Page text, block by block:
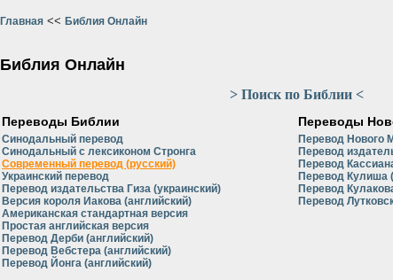
Главная << Библия Онлайн
Библия Онлайн
> Поиск по Библии <
Переводы Библии
Синодальный перевод
Синодальный с лексиконом Стронга
Современный перевод (русский)
Украинский перевод
Перевод издательства Гиза (украинский)
Версия короля Иакова (английский)
Американская стандартная версия
Простая английская версия
Перевод Дерби (английский)
Перевод Вебстера (английский)
Перевод Йонга (английский)
Переводы
Перевод Нового
Перевод
Перевод
Перевод Кулиша
Перевод
Перевод